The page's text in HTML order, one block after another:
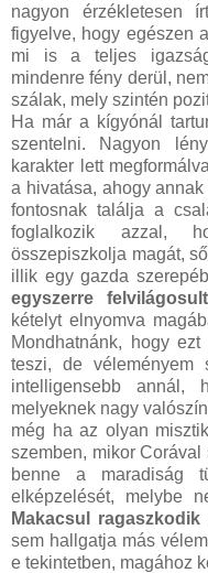
nagyon érzékletesen
figyelve, hogy egészen
mi is a teljes
mindenre fény derül,
szálak, mely szintén
Ha már a kígyónál
szentelni. Nagyon
karakter lett
a hivatása, ahogy
fontosnak találja a
foglalkozik azzal,
összepiszkolja magát,
illik egy gazda
egyszerre
kételyt elnyomva
Mondhatnánk, hogy
teszi, de véleményem
intelligensebb annál,
melyeknek nagy
még ha az olyan
szemben, mikor
benne a maradiság
elképzelését, melybe
Makacsul
sem hallgatja más
e tekintetben, magához